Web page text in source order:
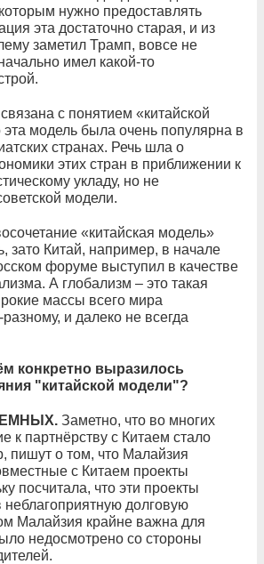
нужно предоставлять
эта достаточно старая, и из
заметил Трамп, вовсе не
имел какой-то
с понятием «китайской
эта модель была очень популярна в
странах. Речь шла о
этих стран в приближении к
укладу, но не
модели.
«китайская модель»
зато Китай, например, в начале
форуме выступил в качестве
А глобализм – это такая
массы всего мира
и далеко не всегда
конкретно выразилось
"китайской модели"?
Заметно, что во многих
к партнёрству с Китаем стало
пишут о том, что Малайзия
с Китаем проекты
посчитала, что эти проекты
неблагоприятную долговую
Малайзия крайне важна для
недосмотрено со стороны